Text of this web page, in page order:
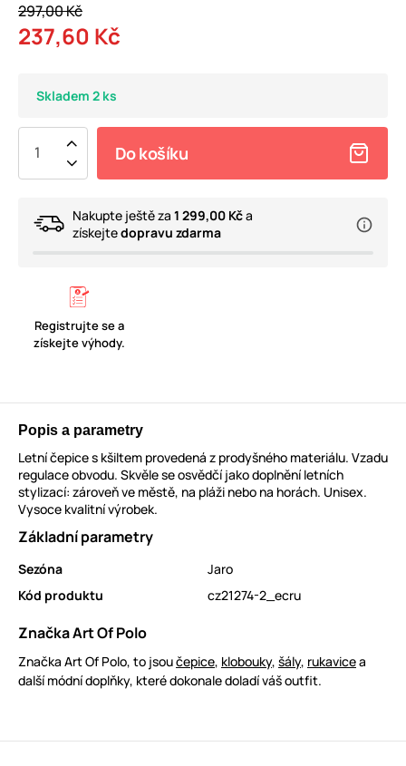
297,00 Kč
237,60 Kč
Skladem 2 ks
Do košíku
Nakupte ještě za 1 299,00 Kča
získejtedopravu zdarma
Registrujte se a
získejte výhody.
Popis a parametry
Letní čepice s kšiltem provedená z prodyšného materiálu. Vzadu
regulace obvodu. Skvěle se osvědčí jako doplnění letních
stylizací: zároveň ve městě, na pláži nebo na horách. Unisex.
Vysoce kvalitní výrobek.
Základní parametry
Sezóna
Jaro
Kód produktu
cz21274-2_ecru
Značka Art Of Polo
Značka Art Of Polo, to jsoučepice, klobouky, šály, rukavicea
další módní doplňky, které dokonale doladí váš outfit.